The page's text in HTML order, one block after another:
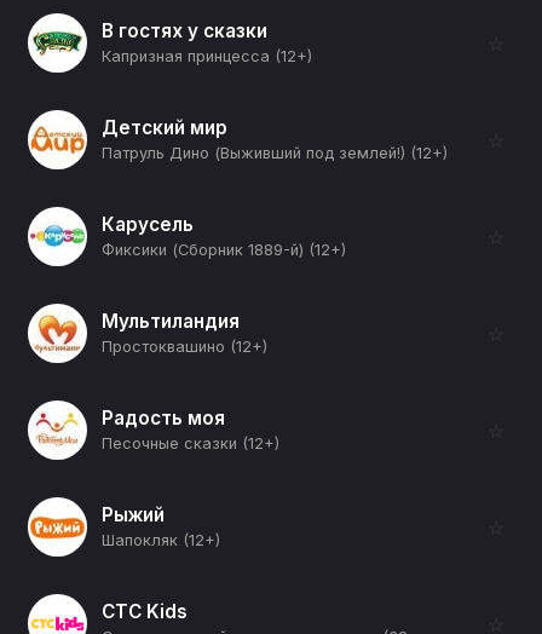
В гостях у сказки
Капризная принцесса (12+)
☆
Детский мир
Патруль Дино (Выживший под землей!) (12+)
☆
Карусель
Фиксики (Сборник 1889-й) (12+)
☆
Мультиландия
Простоквашино (12+)
☆
Радость моя
Песочные сказки (12+)
☆
Рыжий
Шапокляк (12+)
☆
СТС Kids ☆